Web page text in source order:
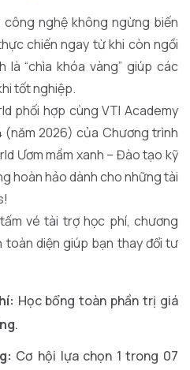
nghệ không ngừng biến
chiến ngay từ khi còn ngồi
“chìa khóa vàng” giúp các
tốt nghiệp.
phối hợp cùng VTI Academy
2026) của Chương trình
Ươm mầm xanh – Đào tạo kỹ
hoàn hảo dành cho những tài
vé tài trợ học phí, chương
toàn diện giúp bạn thay đổi tư
Học bổng toàn phần trị giá
.
Cơ hội lựa chọn 1 trong 07